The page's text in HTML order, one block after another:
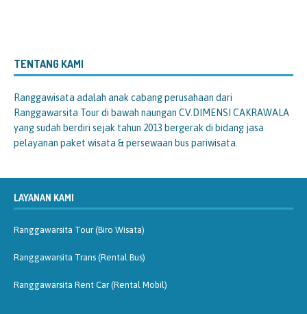
TENTANG KAMI
Ranggawisata adalah anak cabang perusahaan dari
Ranggawarsita Tour di bawah naungan CV.DIMENSI CAKRAWALA
yang sudah berdiri sejak tahun 2013 bergerak di bidang jasa
pelayanan paket wisata & persewaan bus pariwisata.
LAYANAN KAMI
Ranggawarsita Tour (Biro Wisata)
Ranggawarsita Trans (Rental Bus)
Ranggawarsita Rent Car (Rental Mobil)